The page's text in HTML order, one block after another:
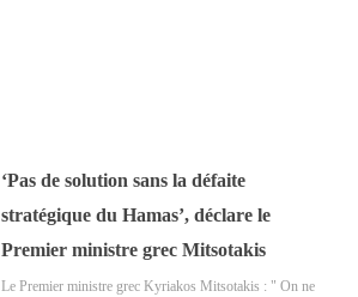
‘Pas de solution sans la défaite
stratégique du Hamas’, déclare le
Premier ministre grec Mitsotakis
Le Premier ministre grec Kyriakos Mitsotakis : " On ne